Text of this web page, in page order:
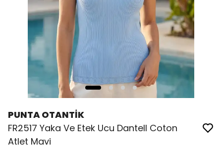
PUNTA OTANTİK
FR2517 Yaka Ve Etek Ucu Dantell Coton
Atlet Mavi